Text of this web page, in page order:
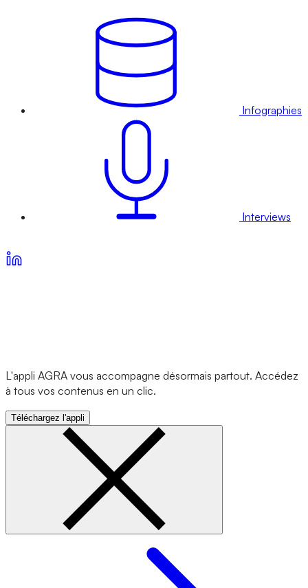
Infographies
Interviews
L'appli AGRA vous accompagne désormais partout. Accédez
à tous vos contenus en un clic.
Téléchargez l'appli